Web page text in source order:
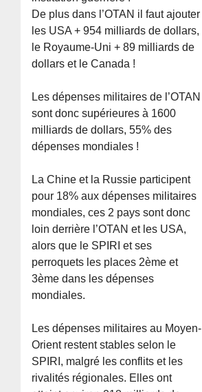
De plus dans l’OTAN il faut ajouter
les USA + 954 milliards de dollars,
le Royaume-Uni + 89 milliards de
dollars et le Canada !
Les dépenses militaires de l’OTAN
sont donc supérieures à 1600
milliards de dollars, 55% des
dépenses mondiales !
La Chine et la Russie participent
pour 18% aux dépenses militaires
mondiales, ces 2 pays sont donc
loin derrière l’OTAN et les USA,
alors que le SPIRI et ses
perroquets les places 2ème et
3ème dans les dépenses
mondiales.
Les dépenses militaires au Moyen-
Orient restent stables selon le
SPIRI, malgré les conflits et les
rivalités régionales. Elles ont